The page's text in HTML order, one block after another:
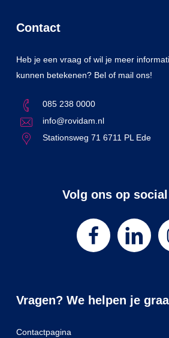
Contact
Heb je een vraag of wil je meer
kunnen betekenen? Bel of mail ons!
085 238 0000
info@rovidam.nl
Stationsweg 71 6711 PL Ede
Volg ons op
Vragen? We helpen je
Contactpagina